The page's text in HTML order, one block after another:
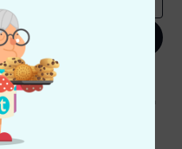
Sie dem Erhalt von E-Mail-
Mail-Nutzungsverhaltens zu. Die
Informationen finden Sie in